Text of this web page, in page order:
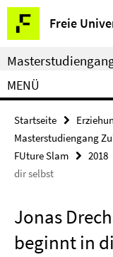
Springe
direkt
zu
Inhalt
Freie
Service-
Navigation
MENÜ
Startseite
Masterstudiengang
FUture Slam
2018
dir selbst
Jonas
beginnt in